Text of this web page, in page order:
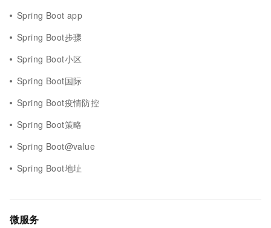
Spring Boot app
Spring Boot步骤
Spring Boot小区
Spring Boot国际
Spring Boot疫情防控
Spring Boot策略
Spring Boot@value
Spring Boot地址
微服务